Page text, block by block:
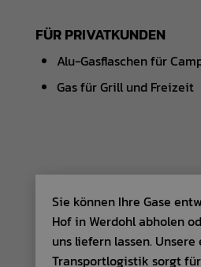
FÜR PRIVATKUNDEN
Alu-Gasflaschen für
Gas für Grill und Freizeit
Sie können Ihre Gase
Hof in Werdohl abholen
uns liefern lassen. Unsere
Transportlogistik sorgt